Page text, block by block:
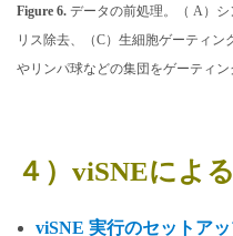
Figure 6. データの前処理。（ A）
リス除去、（C）生細胞ゲーティ
やリンパ球などの集団をゲーティン
４）viSNEによ
viSNE 実行のセットア